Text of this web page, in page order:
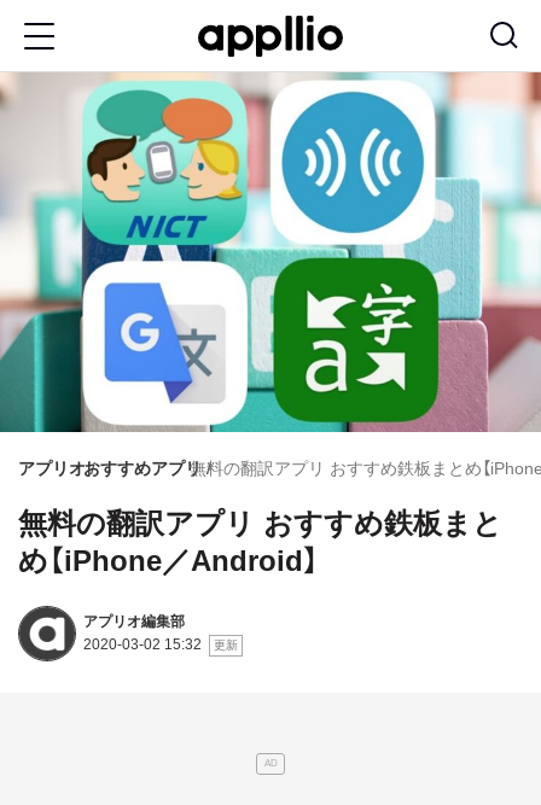
ン
ツ
に
移
アプリオおすすめアプリ無料の翻訳アプリ おすすめ鉄板まとめ【
無料の翻訳アプリ おすすめ鉄板まと
め【iPhone／Android】
アプリオ編集部
2020-03-02 15:32